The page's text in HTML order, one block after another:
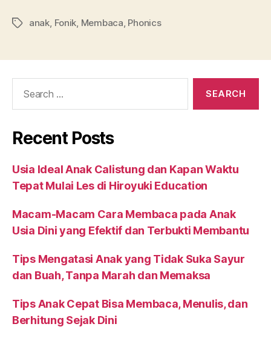
anak Fonik Membaca Phonics
Recent Posts
Usia Ideal Anak Calistung dan Kapan Waktu
Tepat Mulai Les di Hiroyuki Education
Macam-Macam Cara Membaca pada Anak
Usia Dini yang Efektif dan Terbukti Membantu
Tips Mengatasi Anak yang Tidak Suka Sayur
dan Buah, Tanpa Marah dan Memaksa
Tips Anak Cepat Bisa Membaca, Menulis, dan
Berhitung Sejak Dini